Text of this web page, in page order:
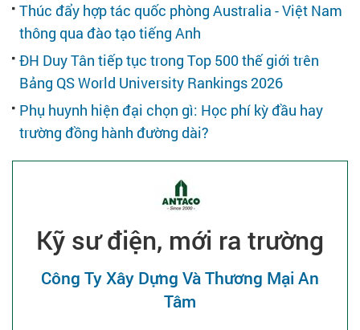
Nhà tuyển dụng
Thúc đẩy hợp tác quốc phòng Australia - Việt Nam
thông qua đào tạo tiếng Anh
ĐH Duy Tân tiếp tục trong Top 500 thế giới trên
Bảng QS World University Rankings 2026
Phụ huynh hiện đại chọn gì: Học phí kỳ đầu hay
trường đồng hành đường dài?
Kỹ sư điện, mới ra trường
Công Ty Xây Dựng Và Thương Mại An
Tâm